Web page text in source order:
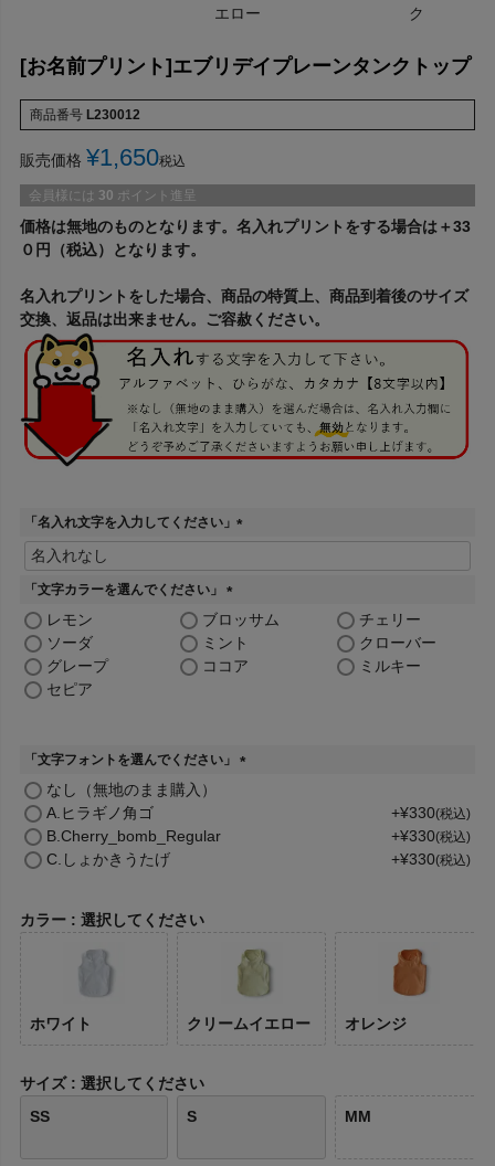
エロー
ク
[お名前プリント]エブリデイプレーンタンクトップ
商品番号 L230012
販売価格 ¥1,650税込
会員様には 30 ポイント進呈
価格は無地のものとなります。名入れプリントをする場合は＋33
０円（税込）となります。
名入れプリントをした場合、商品の特質上、商品到着後のサイズ
交換、返品は出来ません。ご容赦ください。
「名入れ文字を入力してください」
(
必
「文字カラーを選んでください」
(
必
須
)
レモン ブロッサム
チェリー
ソーダ
ミント
クローバー
グレープ
ココア
ミルキー
セピア
「文字フォントを選んでください」
なし（無地のまま購入）
A.ヒラギノ角ゴ
+¥330 税込
B.Cherry_bomb_Regular +¥330 税込
C.しょかきうたげ +¥330 税込
カラー 選択してください
ホワイト クリームイエロー オレンジ
サイズ
選択してください
SS
S MM